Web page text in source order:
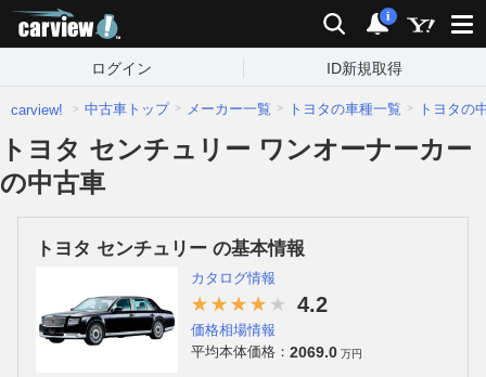
検索 通知
i
ログイン ID新規取得
carview! 中古車トップ メーカー一覧 トヨタの車種一覧 トヨタの
トヨタ センチュリー ワンオーナーカー
の中古車
トヨタ センチュリー の基本情報
カタログ情報
4.2
価格相場情報
平均本体価格： 2069.0 万円